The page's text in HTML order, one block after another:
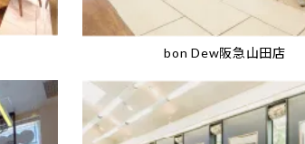
bon Dew阪急山田店